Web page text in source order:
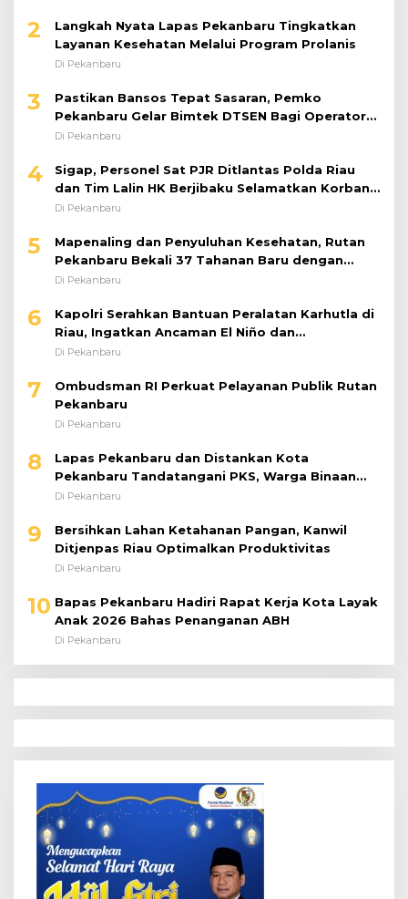
2
Langkah Nyata Lapas Pekanbaru Tingkatkan
Layanan Kesehatan Melalui Program Prolanis
Di Pekanbaru
3
Pastikan Bansos Tepat Sasaran, Pemko
Pekanbaru Gelar Bimtek DTSEN Bagi Operator
Puskessos
Di Pekanbaru
4
Sigap, Personel Sat PJR Ditlantas Polda Riau
dan Tim Lalin HK Berjibaku Selamatkan Korban
Kecelakaan di Tol Pekanbaru–Dumai
Di Pekanbaru
5
Mapenaling dan Penyuluhan Kesehatan, Rutan
Pekanbaru Bekali 37 Tahanan Baru dengan
Edukasi TBC, HIV, dan Bahaya Narkoba
Di Pekanbaru
6
Kapolri Serahkan Bantuan Peralatan Karhutla di
Riau, Ingatkan Ancaman El Niño dan
Prioritaskan Pencegahan
Di Pekanbaru
7
Ombudsman RI Perkuat Pelayanan Publik Rutan
Pekanbaru
Di Pekanbaru
8
Lapas Pekanbaru dan Distankan Kota
Pekanbaru Tandatangani PKS, Warga Binaan
Dibekali Keterampilan Peternakan Ayam Petelur
Di Pekanbaru
9
Bersihkan Lahan Ketahanan Pangan, Kanwil
Ditjenpas Riau Optimalkan Produktivitas
Di Pekanbaru
10 Bapas Pekanbaru Hadiri Rapat Kerja Kota Layak
Anak 2026 Bahas Penanganan ABH
Di Pekanbaru